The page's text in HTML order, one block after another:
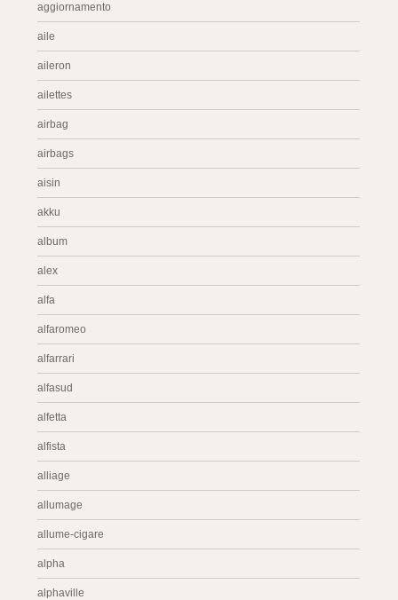
aggiornamento
aile
aileron
ailettes
airbag
airbags
aisin
akku
album
alex
alfa
alfaromeo
alfarrari
alfasud
alfetta
alfista
alliage
allumage
allume-cigare
alpha
alphaville